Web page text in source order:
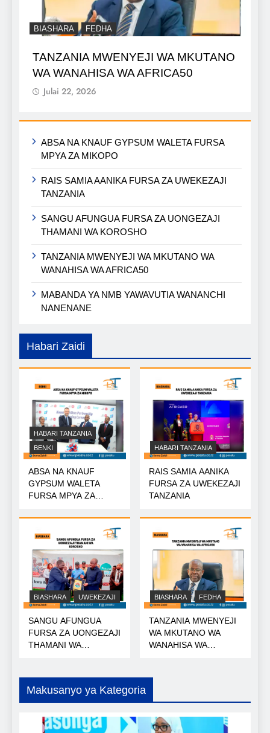
BIASHARA FEDHA
TANZANIA MWENYEJI WA MKUTANO
WA WANAHISA WA AFRICA50
Julai 22, 2026
ABSA NA KNAUF GYPSUM WALETA FURSA
MPYA ZA MIKOPO
RAIS SAMIA AANIKA FURSA ZA UWEKEZAJI
TANZANIA
SANGU AFUNGUA FURSA ZA UONGEZAJI
THAMANI WA KOROSHO
TANZANIA MWENYEJI WA MKUTANO WA
WANAHISA WA AFRICA50
MABANDA YA NMB YAWAVUTIA WANANCHI
NANENANE
Habari Zaidi
HABARI TANZANIA
BENKI
ABSA NA KNAUF
GYPSUM WALETA
FURSA MPYA ZA
HABARI TANZANIA
RAIS SAMIA AANIKA
FURSA ZA UWEKEZAJI
TANZANIA
BIASHARA UWEKEZAJI
SANGU AFUNGUA
FURSA ZA UONGEZAJI
THAMANI WA
BIASHARA FEDHA
TANZANIA MWENYEJI
WA MKUTANO WA
WANAHISA WA
Makusanyo ya Kategoria